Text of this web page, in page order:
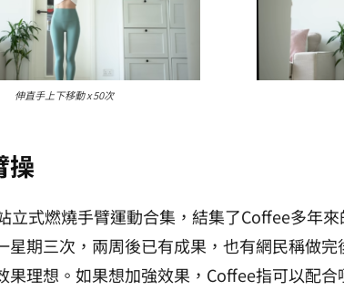
伸直手上下移動 x 50次
操
立式燃燒手臂運動合集，結集了Coffee多年
星期三次，兩周後已有成果，也有網民稱做
果理想。如果想加強效果， Coffee指可以配合